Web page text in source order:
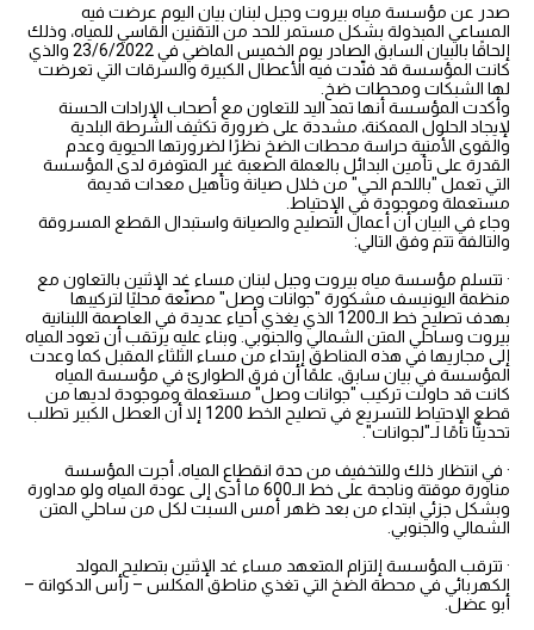
صدر عن مؤسسة مياه بيروت وجبل لبنان بيان اليوم عرضت فيه
المساعي المبذولة بشكل مستمر للحد من التقنين القاسي للمياه، وذلك
إلحاقًا بالبيان السابق الصادر يوم الخميس الماضي في 23/6/2022 والذي
كانت المؤسسة قد فنّدت فيه الأعطال الكبيرة والسرقات التي تعرضت
لها الشبكات ومحطات ضخ.
وأكدت المؤسسة أنها تمد اليد للتعاون مع أصحاب الإرادات الحسنة
لإيجاد الحلول الممكنة، مشددة على ضرورة تكثيف الشرطة البلدية
والقوى الأمنية حراسة محطات الضخ نظرًا لضرورتها الحيوية وعدم
القدرة على تأمين البدائل بالعملة الصعبة غير المتوفرة لدى المؤسسة
التي تعمل "باللحم الحي" من خلال صيانة وتأهيل معدات قديمة
مستعملة وموجودة في الإحتياط.
وجاء في البيان أن أعمال التصليح والصيانة واستبدال القطع المسروقة
والتالفة تتم وفق التالي:
· تتسلم مؤسسة مياه بيروت وجبل لبنان مساء غد الإثنين بالتعاون مع
منظمة اليونيسف مشكورة "جوانات وصل" مصنّعة محليًا لتركيبها
بهدف تصليح خط الـ1200 الذي يغذي أحياء عديدة في العاصمة اللبنانية
بيروت وساحلي المتن الشمالي والجنوبي. وبناء عليه يرتقب أن تعود المياه
إلى مجاريها في هذه المناطق إبتداء من مساء الثلثاء المقبل كما وعدت
المؤسسة في بيان سابق، علمًا أن فرق الطوارئ في مؤسسة المياه
كانت قد حاولت تركيب "جوانات وصل" مستعملة وموجودة لديها من
قطع الإحتياط للتسريع في تصليح الخط 1200 إلا أن العطل الكبير تطلب
تحديثًا تامًا لـ"لجوانات".
· في انتظار ذلك وللتخفيف من حدة انقطاع المياه، أجرت المؤسسة
مناورة موقتة وناجحة على خط الـ600 ما أدى إلى عودة المياه ولو مداورة
وبشكل جزئي ابتداء من بعد ظهر أمس السبت لكل من ساحلي المتن
الشمالي والجنوبي.
· تترقب المؤسسة إلتزام المتعهد مساء غد الإثنين بتصليح المولد
الكهربائي في محطة الضخ التي تغذي مناطق المكلس – رأس الدكوانة –
أبو عضل.